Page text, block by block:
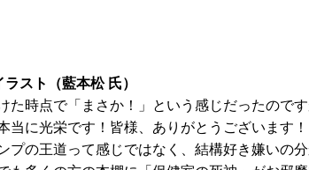
ラスト（藍本松 氏）
時点で「まさか！」という感じだったので
当に光栄です！皆様、ありがとうございます
プの王道って感じではなく、結構好き嫌いの